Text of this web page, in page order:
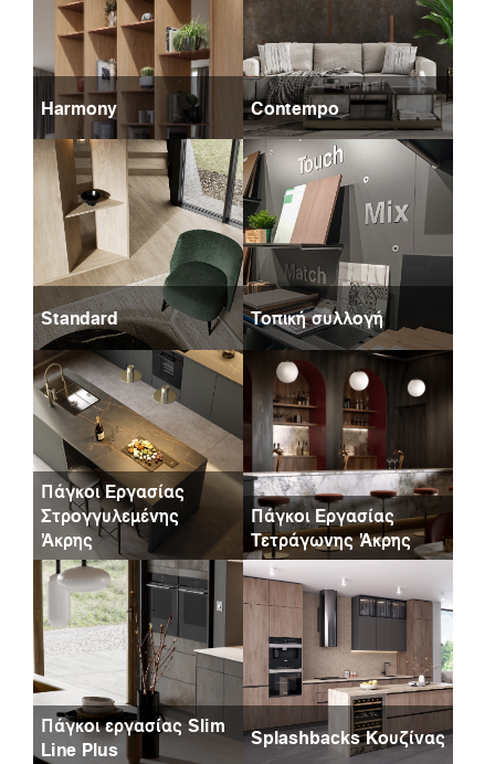
Harmony Contempo
Standard Τοπική συλλογή
Πάγκοι Εργασίας
Στρογγυλεμένης
Άκρης
Πάγκοι Εργασίας
Τετράγωνης Άκρης
Πάγκοι εργασίας Slim
Line Plus
Splashbacks Κουζίνας